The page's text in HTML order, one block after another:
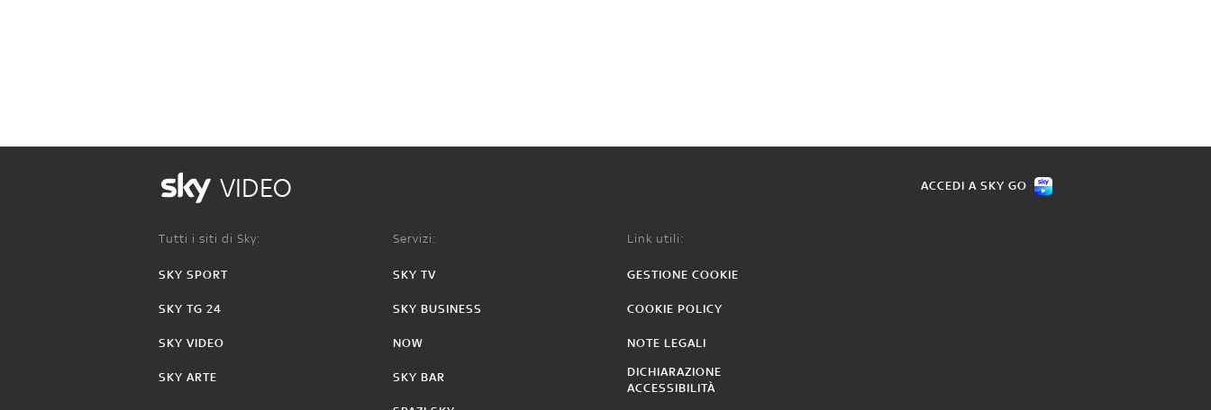
VIDEO ACCEDI A SKY GO
Tutti i siti di Sky:
SKY SPORT
SKY TG 24
SKY VIDEO
SKY ARTE
Servizi:
SKY TV
SKY BUSINESS
NOW
SKY BAR
Link utili:
GESTIONE COOKIE
COOKIE POLICY
NOTE LEGALI
DICHIARAZIONE
ACCESSIBILITÀ